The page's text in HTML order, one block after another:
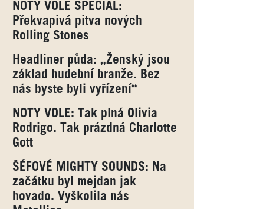
NOTY VOLE SPECIÁL:
Překvapivá pitva nových
Rolling Stones
Headliner půda: „Ženský jsou
základ hudební branže. Bez
nás byste byli vyřízení“
NOTY VOLE: Tak plná Olivia
Rodrigo. Tak prázdná Charlotte
Gott
ŠÉFOVÉ MIGHTY SOUNDS: Na
začátku byl mejdan jak
hovado. Vyškolila nás